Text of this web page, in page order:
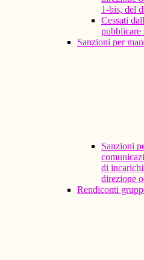
1-bis, del
Cessati
pubblicare
Sanzioni per
Sanzioni
di
direzione
Rendiconti